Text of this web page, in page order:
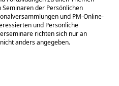
Seminaren der Persönlichen
und PM-Online-
und Persönliche
richten sich nur an
anders angegeben.